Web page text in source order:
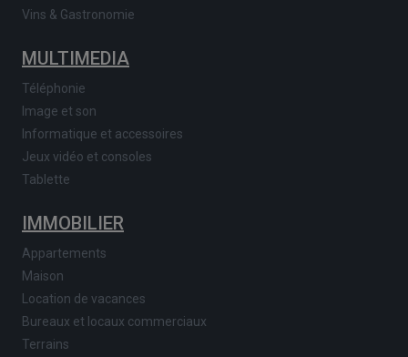
Vins & Gastronomie
MULTIMEDIA
Téléphonie
Image et son
Informatique et accessoires
Jeux vidéo et consoles
Tablette
IMMOBILIER
Appartements
Maison
Location de vacances
Bureaux et locaux commerciaux
Terrains